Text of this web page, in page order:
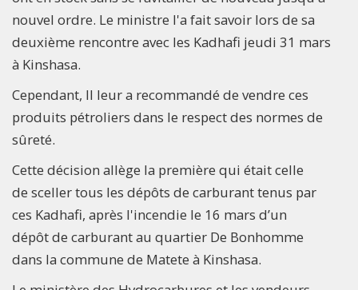
nouvel ordre. Le ministre l'a fait savoir lors de sa
deuxième rencontre avec les Kadhafi jeudi 31 mars
à Kinshasa.
Cependant, Il leur a recommandé de vendre ces
produits pétroliers dans le respect des normes de
sûreté.
Cette décision allège la première qui était celle
de sceller tous les dépôts de carburant tenus par
ces Kadhafi, après l'incendie le 16 mars d’un
dépôt de carburant au quartier De Bonhomme
dans la commune de Matete à Kinshasa.